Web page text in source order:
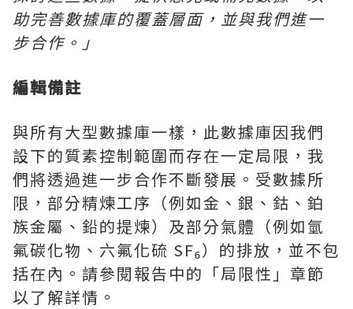
助完善數據庫的覆蓋層面， 並與我們進一
步合作。」
編輯備註
與所有大型數據庫一樣，此數據庫因我們
設下的質素控制範圍而存在一定局限，我
們將透過進一步合作不斷發展。受數據所
限，部分精煉工序（例如金、銀、鈷、鉑
族金屬、鉛的提煉）及部分氣體（例如氫
氟碳化物、六氟化硫 SF₆）的排放，並不包
括在內。請參閱報告中的「局限性」章節
以了解詳情。